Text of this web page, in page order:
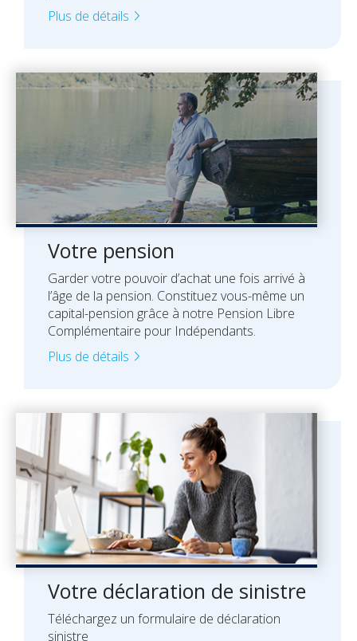
Plus de détails
Votre pension
Garder votre pouvoir d’achat une fois arrivé à
l’âge de la pension. Constituez vous-même un
capital-pension grâce à notre Pension Libre
Complémentaire pour Indépendants.
Plus de détails
Votre déclaration de sinistre
Téléchargez un formulaire de déclaration
sinistre